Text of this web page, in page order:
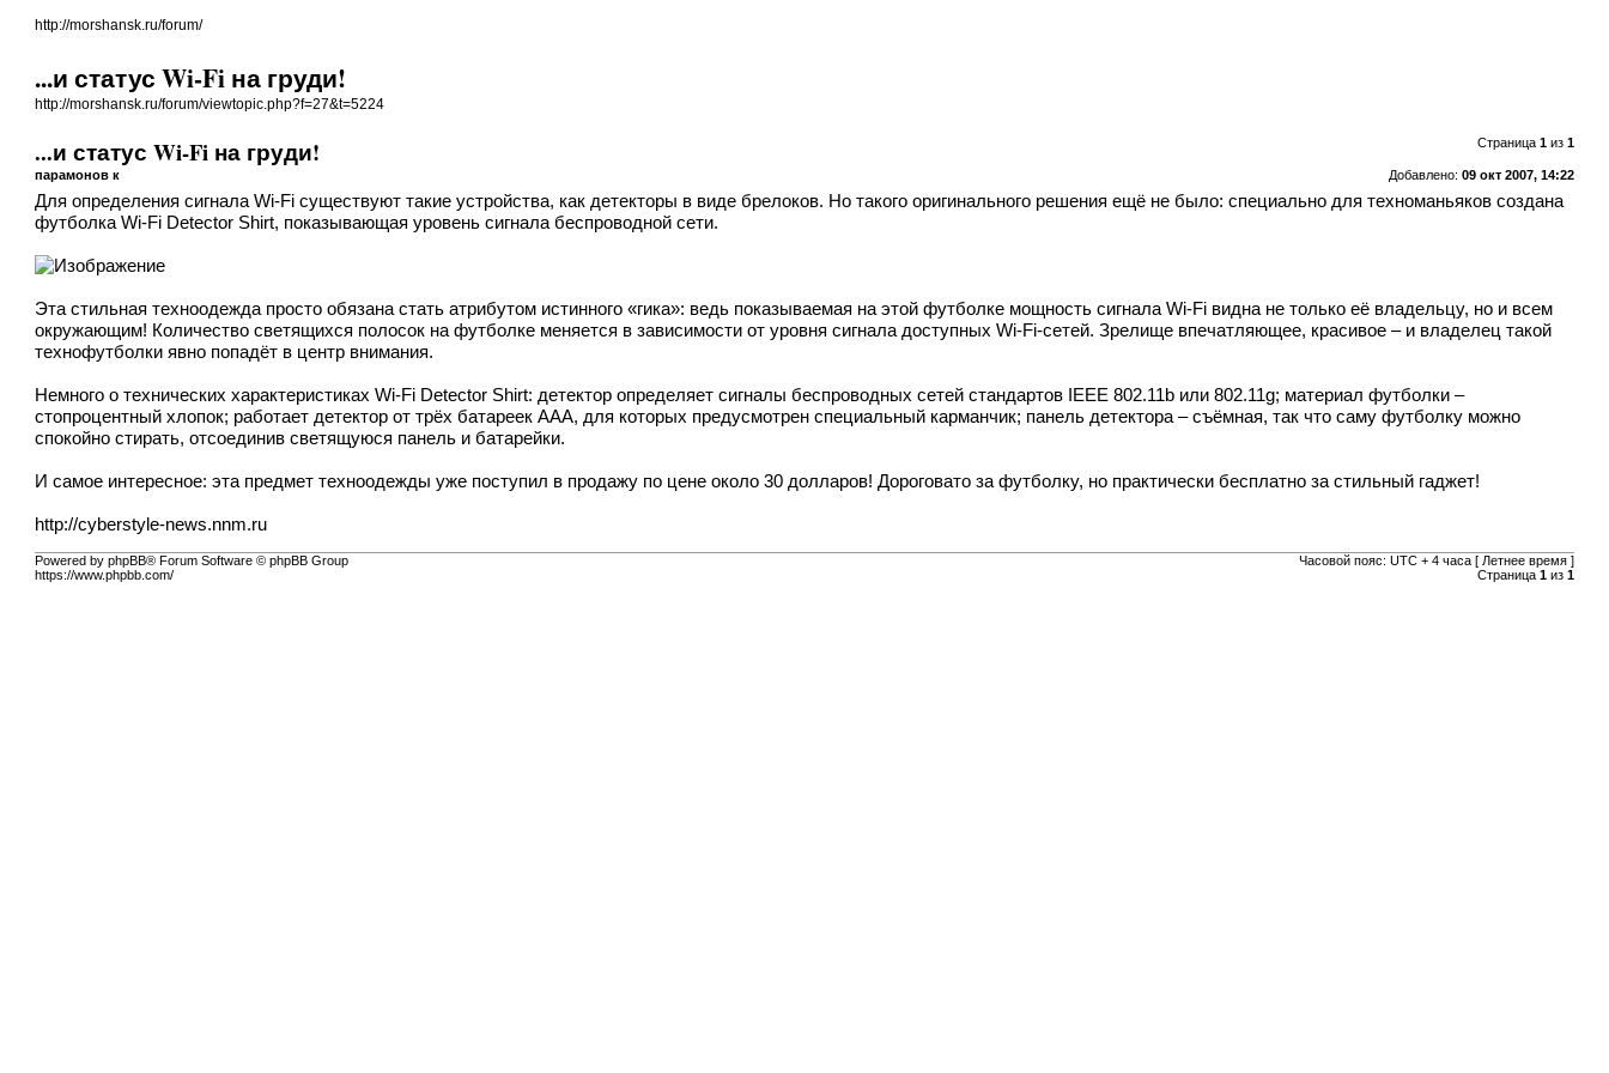
http://morshansk.ru/forum/
...и статус Wi-Fi на груди!
http://morshansk.ru/forum/viewtopic.php?f=27&t=5224
Страница 1из 1
...и статус Wi-Fi на груди!
Добавлено: 09 окт 2007, 14:22
парамонов к
Для определения сигнала Wi-Fi существуют такие устройства, как детекторы в виде брелоков. Но такого оригинального решения ещё не было: специально для техноманьяков создана
футболка Wi-Fi Detector Shirt, показывающая уровень сигнала беспроводной сети.
Эта стильная техноодежда просто обязана стать атрибутом истинного «гика»: ведь показываемая на этой футболке мощность сигнала Wi-Fi видна не только её владельцу, но и всем
окружающим! Количество светящихся полосок на футболке меняется в зависимости от уровня сигнала доступных Wi-Fi-сетей. Зрелище впечатляющее, красивое – и владелец такой
технофутболки явно попадёт в центр внимания.
Немного о технических характеристиках Wi-Fi Detector Shirt: детектор определяет сигналы беспроводных сетей стандартов IEEE 802.11b или 802.11g; материал футболки –
стопроцентный хлопок; работает детектор от трёх батареек AAA, для которых предусмотрен специальный карманчик; панель детектора – съёмная, так что саму футболку можно
спокойно стирать, отсоединив светящуюся панель и батарейки.
И самое интересное: эта предмет техноодежды уже поступил в продажу по цене около 30 долларов! Дороговато за футболку, но практически бесплатно за стильный гаджет!
http://cyberstyle-news.nnm.ru
Часовой пояс: UTC + 4 часа [ Летнее время ]
Страница 1из 1
Powered by phpBB® Forum Software © phpBB Group
https://www.phpbb.com/